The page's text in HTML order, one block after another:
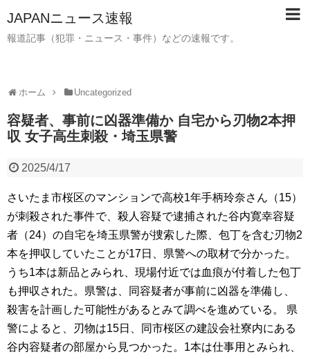
JAPANニュース速報
報道記事（犯罪・ニュース・事件）などの速報です。
ホーム Uncategorized
容疑者、事前に凶器準備か 自宅から刃物2本押
収 女子高生刺殺・埼玉県警
2025/4/17
さいたま市桜区のマンションで高校1年手柄玲奈さん（15）
が刺殺された事件で、殺人容疑で逮捕された谷内寛幸容疑
者（24）の自宅を埼玉県警が捜索した際、包丁を含む刃物2
本を押収していたことが17日、県警への取材で分かった。
うち1本は新品とみられ、現場付近では血痕が付着した包丁
も押収された。県警は、同容疑者が事前に凶器を準備し、
殺害を計画した可能性があるとみて調べを進めている。 県
警によると、刃物は15日、同市桜区の建設会社寮内にある
谷内容疑者の部屋から見つかった。1本は仕事用とみられ、